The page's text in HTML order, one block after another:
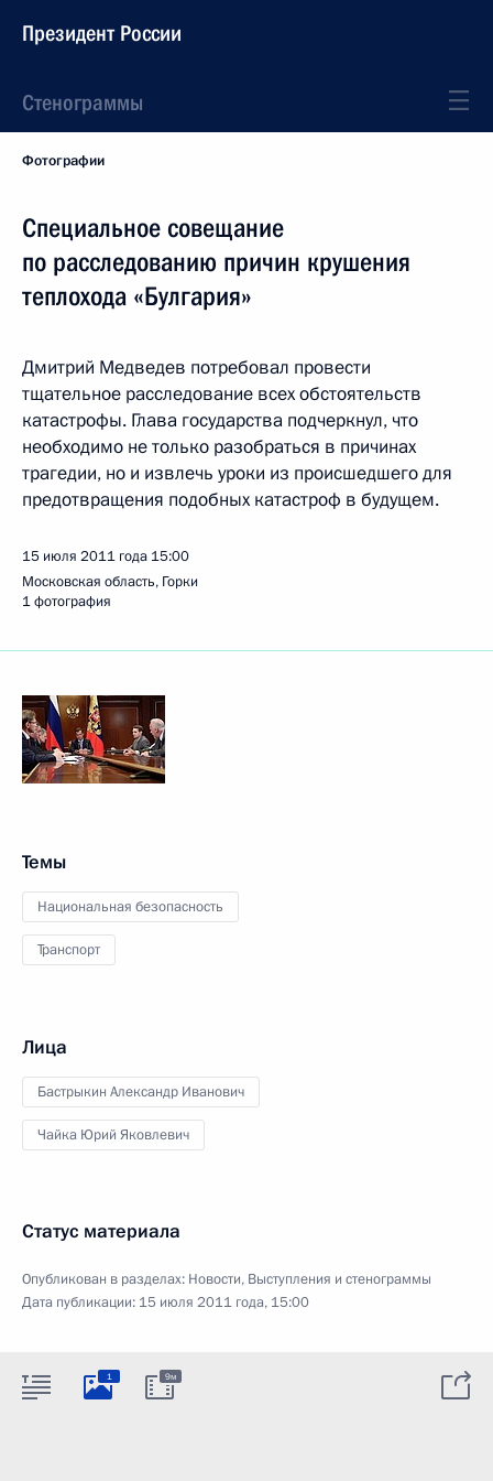
Президент России
Стенограммы
Фотографии
Специальное совещание
по расследованию причин крушения
теплохода «Булгария»
Дмитрий Медведев потребовал провести
тщательное расследование всех обстоятельств
катастрофы. Глава государства подчеркнул, что
необходимо не только разобраться в причинах
трагедии, но и извлечь уроки из происшедшего для
предотвращения подобных катастроф в будущем.
15 июля 2011 года 15:00
Московская область, Горки
1 фотография
Темы
Национальная безопасность
Транспорт
Лица
Бастрыкин Александр Иванович
Чайка Юрий Яковлевич
Статус материала
Опубликован в разделах: Новости, Выступления и стенограммы
Дата публикации: 15 июля 2011 года, 15:00
1 9м